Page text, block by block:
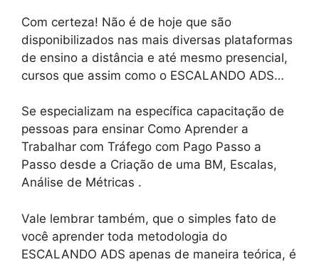
Com certeza! Não é de hoje que são
disponibilizados nas mais diversas plataformas
de ensino a distância e até mesmo presencial,
cursos que assim como o ESCALANDO ADS…
Se especializam na específica capacitação de
pessoas para ensinar Como Aprender a
Trabalhar com Tráfego com Pago Passo a
Passo desde a Criação de uma BM, Escalas,
Análise de Métricas .
Vale lembrar também, que o simples fato de
você aprender toda metodologia do
ESCALANDO ADS apenas de maneira teórica, é